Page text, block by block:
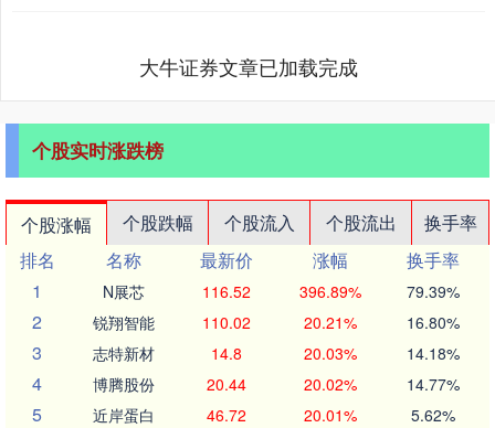
大牛证券文章已加载完成
个股实时涨跌榜
个股涨幅 个股跌幅 个股流入 个股流出
换手率
排名
名称 最新价 涨幅
换手率
1
N展芯 116.52 396.89% 79.39%
2 锐翔智能 110.02 20.21% 16.80%
3 志特新材 14.8 20.03% 14.18%
4 博腾股份 20.44 20.02% 14.77%
5 近岸蛋白 46.72 20.01% 5.62%